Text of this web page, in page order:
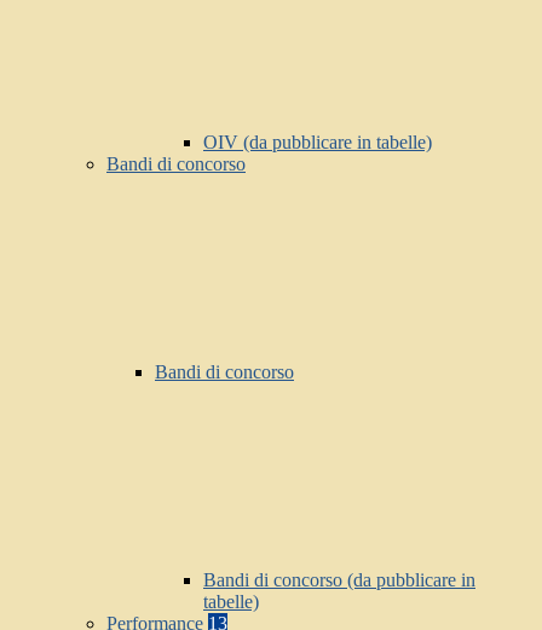
OIV (da pubblicare in tabelle)
Bandi di concorso
Bandi di concorso
Bandi di concorso (da pubblicare in
tabelle)
Performance 13